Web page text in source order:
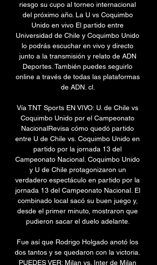
riesgo su cupo al torneo internacional
del próximo año. La U vs Coquimbo
Unido en vivo El partido entre
Universidad de Chile y Coquimbo Unido
lo podrás escuchar en vivo y directo
junto a la transmisión y relato de ADN
Deportes. También puedes seguirlo
online a través de todas las plataformas
de ADN. cl.
Vía TNT Sports EN VIVO: U. de Chile vs
Coquimbo Unido por el Campeonato
NacionalRevisa cómo quedó partido
entre U de Chile vs. Coquimbo Unido en
partido por la jornada 13 del
Campeonato Nacional. Coquimbo Unido
y U de Chile protagonizaron un
verdadero espectáculo en partido por la
jornada 13 del Campeonato Nacional. El
combinado local sacó su buen juego y,
desde el primer minuto, mostraron que
pudieron sacar el duelo adelante.
Fue así que Rodrigo Holgado anotó los
dos tantos y se quedaron con la victoria.
PUEDES VER: Milan vs. Inter de Milan